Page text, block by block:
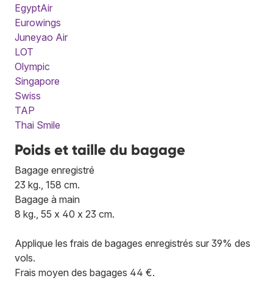
EgyptAir
Eurowings
Juneyao Air
LOT
Olympic
Singapore
Swiss
TAP
Thai Smile
Poids et taille du bagage
Bagage enregistré
23 kg., 158 cm.
Bagage à main
8 kg., 55 x 40 x 23 cm.
Applique les frais de bagages enregistrés sur 39% des
vols.
Frais moyen des bagages 44 €.